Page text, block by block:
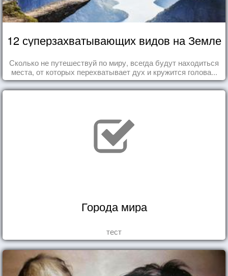
12 суперзахватывающих видов на Земле
Сколько не путешествуй по миру, всегда будут находиться
места, от которых перехватывает дух и кружится голова...
Города мира
тест